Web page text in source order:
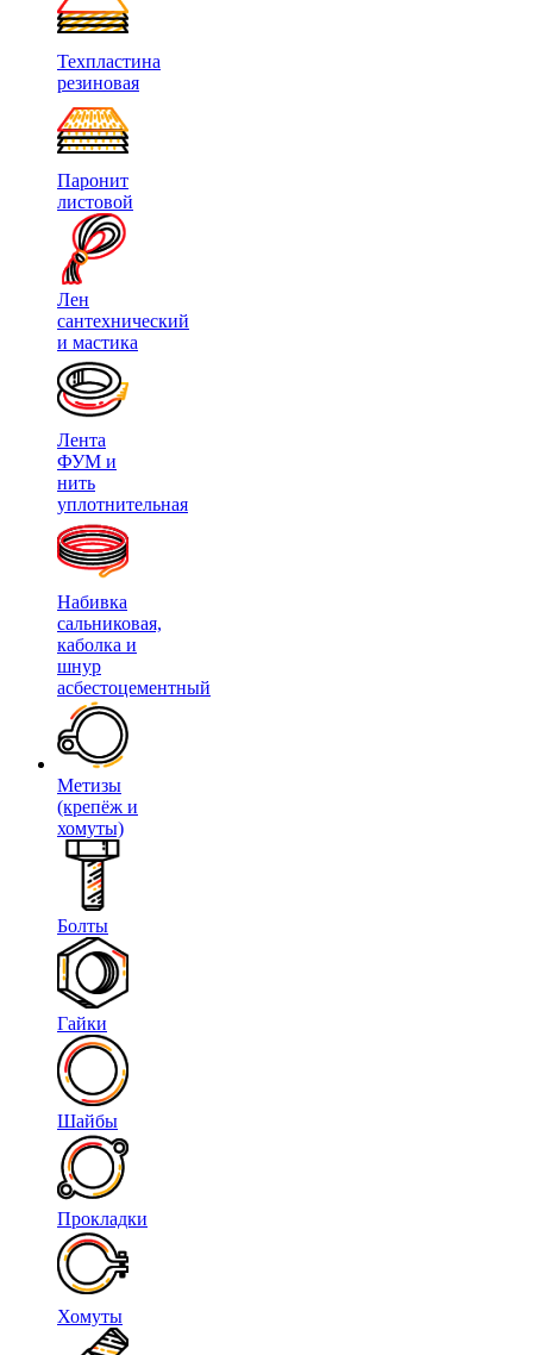
Техпластина
резиновая
Паронит
листовой
Лен
сантехнический
и мастика
Лента
ФУМ и
нить
уплотнительная
Набивка
сальниковая,
каболка и
шнур
асбестоцементный
Метизы
(крепёж и
хомуты)
Болты
Гайки
Шайбы
Прокладки
Хомуты